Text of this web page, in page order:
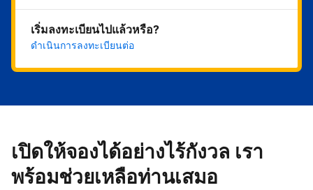
เริ่มลงทะเบียนไปแล้วหรือ?
ดำเนินการลงทะเบียนต่อ
เปิดให้จองได้อย่างไร้กังวล เรา
พร้อมช่วยเหลือท่านเสมอ